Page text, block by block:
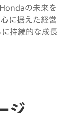
の未来を
に据えた経営
持続的な成長